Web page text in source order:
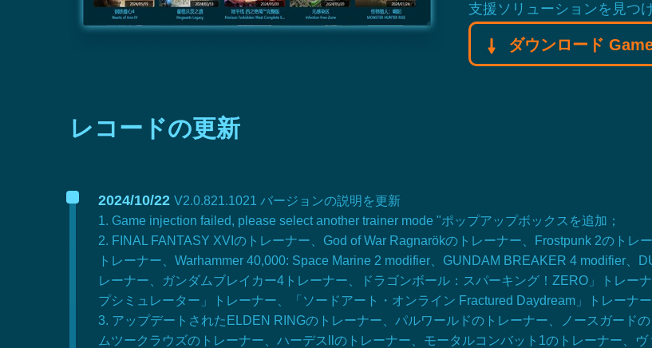
支援ソリューションを見つ
ダウンロード Gamebuff モディファイヤモディ
レコードの更新
2024/10/22 V2.0.821.1021 バージョンの説明を更新
1. Game injection failed, please select another trainer mode "ポップアップボックスを追加；
2. FINAL FANTASY XVIのトレーナー、God of War Ragnarökのトレーナー、Frostpunk 2のトレ
トレーナー、Warhammer 40,000: Space Marine 2 modifier、GUNDAM BREAKER 4 modifier、
レーナー、ガンダムブレイカー4トレーナー、ドラゴンボール：スパーキング！ZERO」トレー
プシミュレーター」トレーナー、「ソードアート・オンライン Fractured Daydream」トレーナー
3. アップデートされたELDEN RINGのトレーナー、パルワールドのトレーナー、ノースガード
ムツークラウズのトレーナー、ハーデスllのトレーナー、モータルコンバット1のトレーナー、